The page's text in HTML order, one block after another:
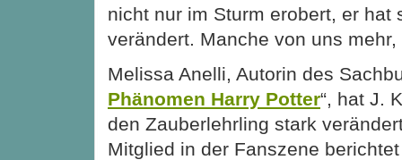
nicht nur im Sturm erobert, er hat
verändert. Manche von uns
Melissa Anelli, Autorin des
Phänomen Harry Potter“, hat J.
den Zauberlehrling stark
Mitglied in der Fanszene